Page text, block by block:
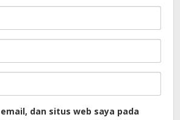
dan situs web saya pada